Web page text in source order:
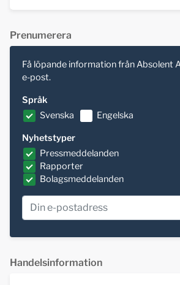
Prenumerera
Få löpande information från Absolent
e-post.
Språk
Svenska
Engelska
Nyhetstyper
Pressmeddelanden
Rapporter
Bolagsmeddelanden
Handelsinformation